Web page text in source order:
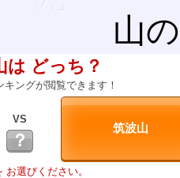
山
は どっち？
ングが閲覧できます！
VS
？
お選びください。